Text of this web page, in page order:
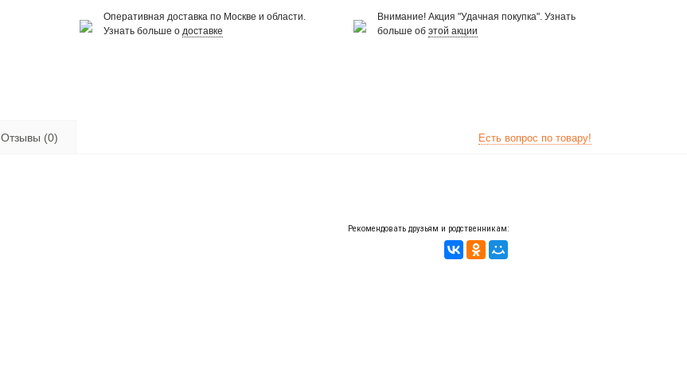
Оперативная доставка по Москве и области.
Узнать больше о доставке
Внимание! Акция "Удачная покупка". Узнать
больше об этой акции
Есть вопрос по товару!
Отзывы (0)
Рекомендовать друзьям и родственникам: